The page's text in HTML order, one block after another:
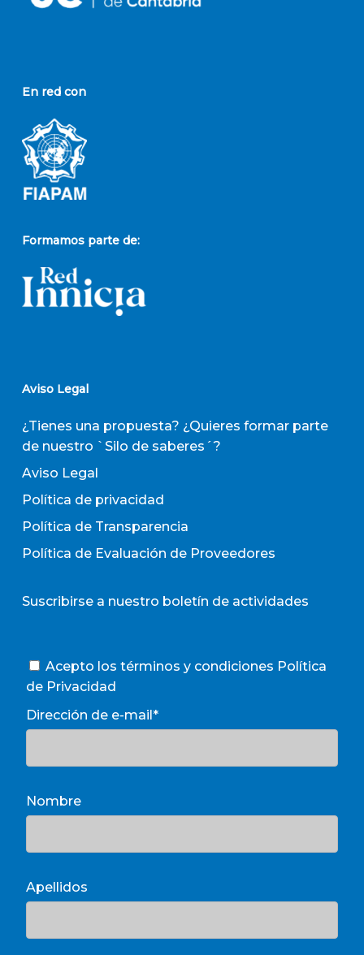
En red con
Formamos parte de:
Aviso Legal
¿Tienes una propuesta? ¿Quieres formar parte
de nuestro `Silo de saberes´?
Aviso Legal
Política de privacidad
Política de Transparencia
Política de Evaluación de Proveedores
Suscribirse a nuestro boletín de actividades
Acepto los términos y condiciones Política
de Privacidad
Dirección de e-mail*
Nombre
Apellidos